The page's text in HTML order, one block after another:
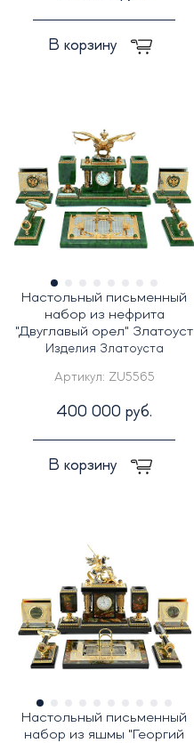
В корзину
Настольный письменный
набор из нефрита
"Двуглавый орел" Златоуст
Изделия Златоуста
Артикул: ZU5565
400 000 руб.
В корзину
Настольный письменный
набор из яшмы "Георгий